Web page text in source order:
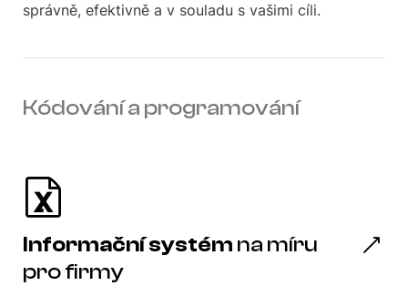
správně, efektivně a v souladu s vašimi cíli.
Kódování a programování
Informační systém na míru
pro firmy